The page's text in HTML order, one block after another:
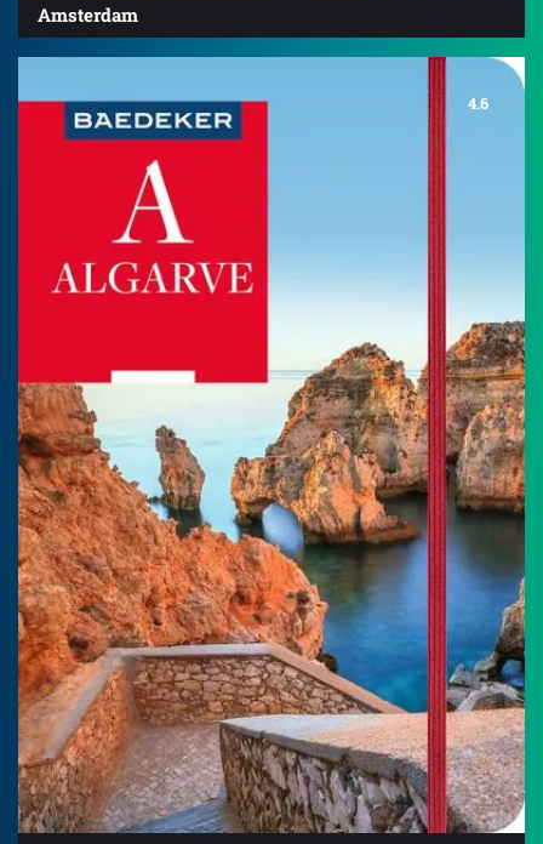
Amsterdam
4.6